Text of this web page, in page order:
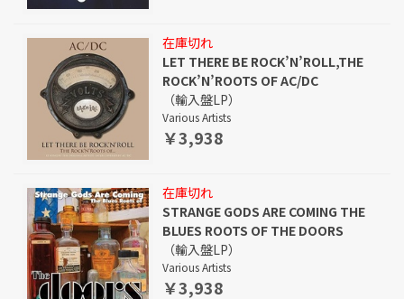
在庫切れ
LET THERE BE ROCK’N’ROLL,THE
ROCK’N’ROOTS OF AC/DC
（輸入盤LP）
Various Artists
￥3,938
在庫切れ
STRANGE GODS ARE COMING THE
BLUES ROOTS OF THE DOORS
（輸入盤LP）
Various Artists
￥3,938